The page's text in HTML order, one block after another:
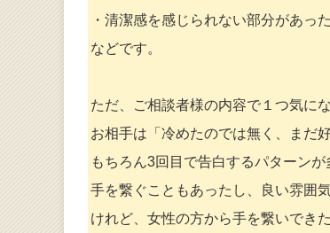
・清潔感を感じられない部分があった
などです。
ただ、ご相談者様の内容で１つ気に
お相手は「冷めたのでは無く、まだ
もちろん3回目で告白するパターンが
手を繋ぐこともあったし、良い雰囲
けれど、女性の方から手を繋いでき